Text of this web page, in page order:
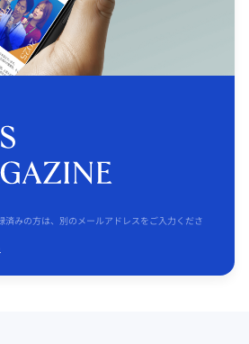
済みの方は、別のメールアドレスをご入力くださ